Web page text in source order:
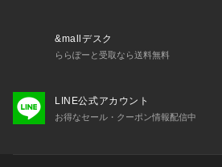
&mallデスク
ららぽーと受取なら送料無料
LINE公式アカウント
お得なセール・クーポン情報配信中